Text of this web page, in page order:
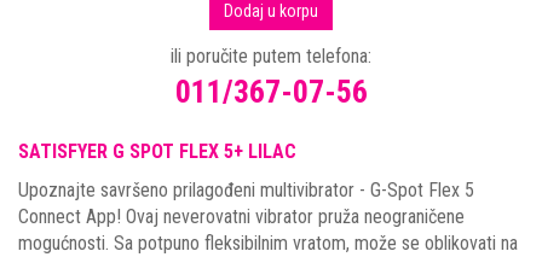
Dodaj u korpu
ili poručite putem telefona:
011/367-07-56
SATISFYER G SPOT FLEX 5+ LILAC
Upoznajte savršeno prilagođeni multivibrator - G-Spot Flex 5
Connect App! Ovaj neverovatni vibrator pruža neograničene
mogućnosti. Sa potpuno fleksibilnim vratom, može se oblikovati na